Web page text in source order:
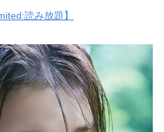
読み放題】